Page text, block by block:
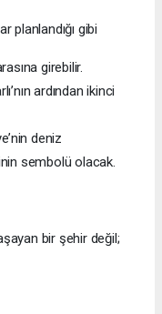
planlandığı gibi
girebilir.
ardından ikinci
deniz
sembolü olacak.
bir şehir değil;